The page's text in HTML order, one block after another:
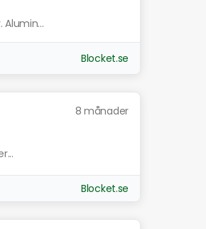
Blocket.se
8 månader
Blocket.se